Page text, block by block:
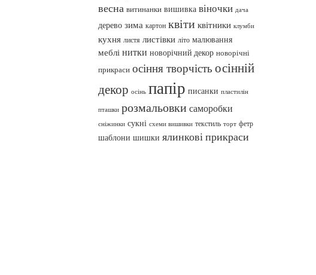
весна витинанки вишивка віночки дача
дерево зима картон квіти квітники клумби
кухня листя листівки літо малювання
меблі нитки новорічний декор новорічні
прикраси осіння творчість осінній
декор осінь папір писанки пластилін
пташки розмальовки саморобки
сніжинки сукні схеми вишивки текстиль торт фетр
шаблони шишки ялинкові прикраси